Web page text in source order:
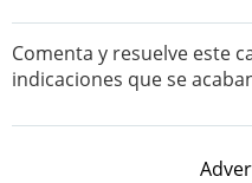
Comenta y resuelve este
indicaciones que se